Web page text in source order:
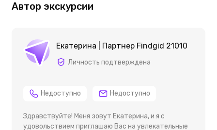
Автор экскурсии
Екатерина | Партнер Findgid 21010
Личность подтверждена
Недоступно Недоступно
Здравствуйте! Меня зовут Екатерина, и я с
удовольствием приглашаю Вас на увлекательные